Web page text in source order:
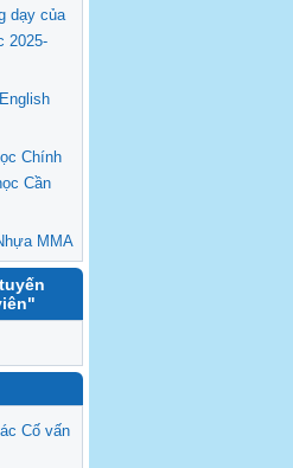
dạy của
2025-
Chính
Cần
MMA
Cố vấn